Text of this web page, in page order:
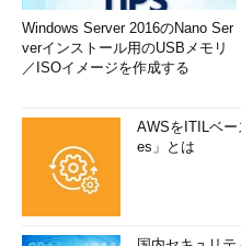
Windows Server 2016のNano Ser
verインストール用のUSBメモリ
／ISOイメージを作成する
AWSをITILベ
es」とは